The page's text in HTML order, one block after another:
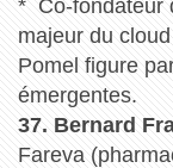
* Co-fondateur
majeur du
Pomel figure
émergentes.
37. Bernard
Fareva